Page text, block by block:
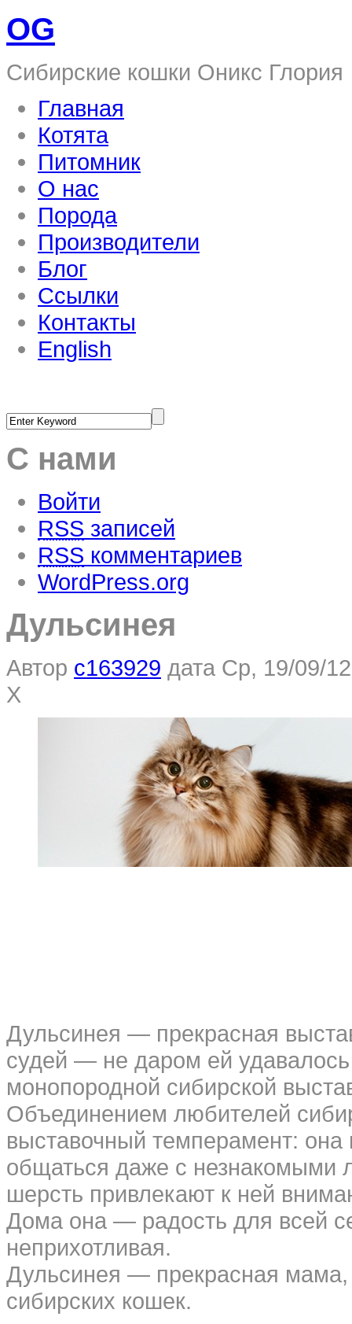
OG
Сибирские кошки Оникс Глория
Главная
Котята
Питомник
О нас
Порода
Производители
Блог
Ссылки
Контакты
English
С нами
Войти
RSS записей
RSS комментариев
WordPress.org
Дульсинея
Автор c163929 дата Ср, 19/09/
X
Дульсинея — прекрасная
судей — не даром ей
монопородной сибирской
Объединением любителей
выставочный темперамент: она
общаться даже с незнакомыми
шерсть привлекают к ней
Дома она — радость для всей
неприхотливая.
Дульсинея — прекрасная
сибирских кошек.